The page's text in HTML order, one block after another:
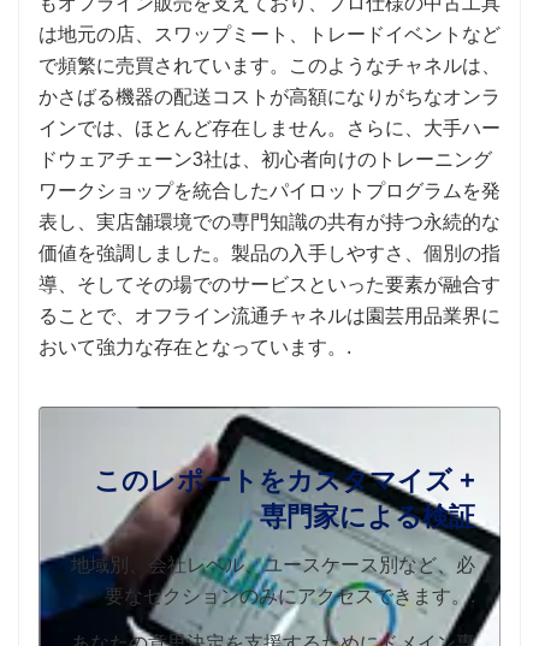
は地元の店、スワップミート、トレードイベントなど
で頻繁に売買されています。このようなチャネルは、
かさばる機器の配送コストが高額になりがちなオンラ
インでは、ほとんど存在しません。さらに、大手ハー
ドウェアチェーン3社は、初心者向けのトレーニング
ワークショップを統合したパイロットプログラムを発
表し、実店舗環境での専門知識の共有が持つ永続的な
価値を強調しました。製品の入手しやすさ、個別の指
導、そしてその場でのサービスといった要素が融合す
ることで、オフライン流通チャネルは園芸用品業界に
おいて強力な存在となっています。.
このレポートをカスタマイズ +
専門家による検証
地域別、会社レベル、ユースケース別など、必
要なセクションのみにアクセスできます。.